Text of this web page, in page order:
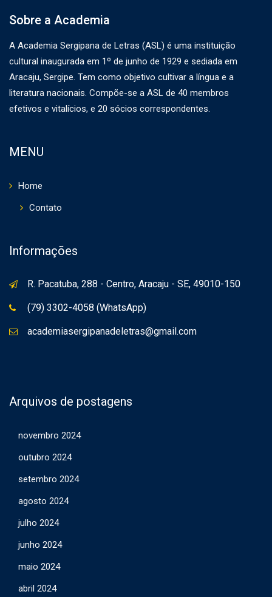
Sobre a Academia
A Academia Sergipana de Letras (ASL) é uma instituição
cultural inaugurada em 1º de junho de 1929 e sediada em
Aracaju, Sergipe. Tem como objetivo cultivar a língua e a
literatura nacionais. Compõe-se a ASL de 40 membros
efetivos e vitalícios, e 20 sócios correspondentes.
MENU
Home
Contato
Informações
R. Pacatuba, 288 - Centro, Aracaju - SE, 49010-150
(79) 3302-4058 (WhatsApp)
academiasergipanadeletras@gmail.com
Arquivos de postagens
novembro 2024
outubro 2024
setembro 2024
agosto 2024
julho 2024
junho 2024
maio 2024
abril 2024